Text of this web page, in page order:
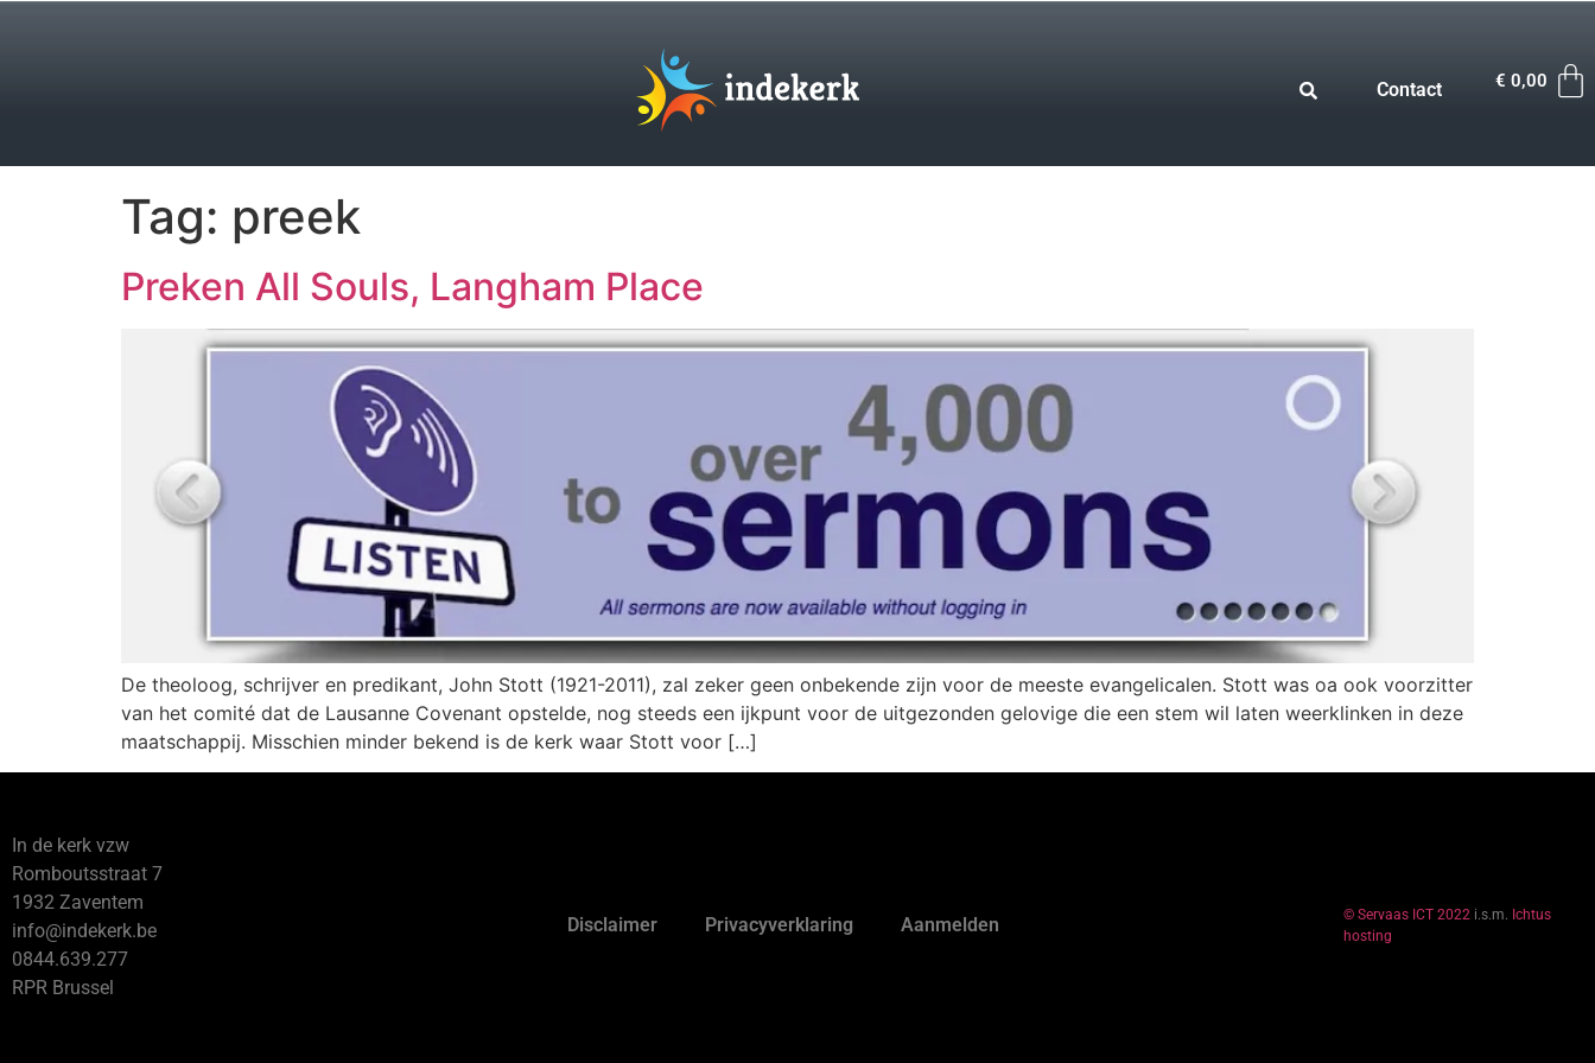
Contact € 0,00
Tag: preek
Preken All Souls, Langham Place
De theoloog, schrijver en predikant, John Stott (1921-2011), zal zeker geen onbekende zijn voor de meeste evangelicalen. Stott was oa ook voorzitter
van het comité dat de Lausanne Covenant opstelde, nog steeds een ijkpunt voor de uitgezonden gelovige die een stem wil laten weerklinken in deze
maatschappij. Misschien minder bekend is de kerk waar Stott voor […]
In de kerk vzw
Romboutsstraat 7
1932 Zaventem
info@indekerk.be
0844.639.277
RPR Brussel
Disclaimer Privacyverklaring Aanmelden © Servaas ICT 2022i.s.m. Ichtus
hosting